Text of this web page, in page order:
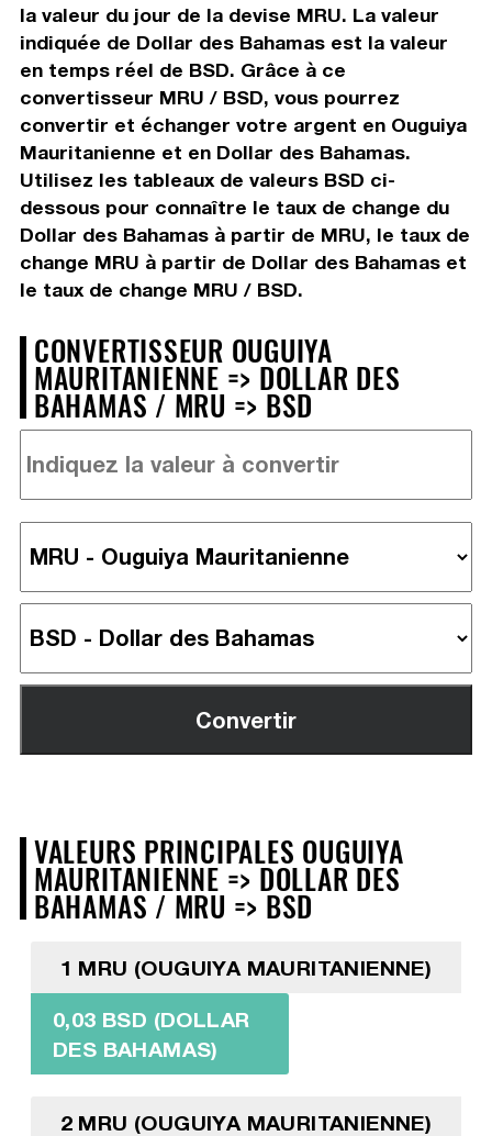
la valeur du jour de la devise MRU. La valeur
indiquée de Dollar des Bahamas est la valeur
en temps réel de BSD. Grâce à ce
convertisseur MRU / BSD, vous pourrez
convertir et échanger votre argent en Ouguiya
Mauritanienne et en Dollar des Bahamas.
Utilisez les tableaux de valeurs BSD ci-
dessous pour connaître le taux de change du
Dollar des Bahamas à partir de MRU, le taux de
change MRU à partir de Dollar des Bahamas et
le taux de change MRU / BSD.
CONVERTISSEUR OUGUIYA
MAURITANIENNE => DOLLAR DES
BAHAMAS / MRU => BSD
VALEURS PRINCIPALES OUGUIYA
MAURITANIENNE => DOLLAR DES
BAHAMAS / MRU => BSD
1 MRU (OUGUIYA MAURITANIENNE)
0,03 BSD (DOLLAR
DES BAHAMAS)
2 MRU (OUGUIYA MAURITANIENNE)